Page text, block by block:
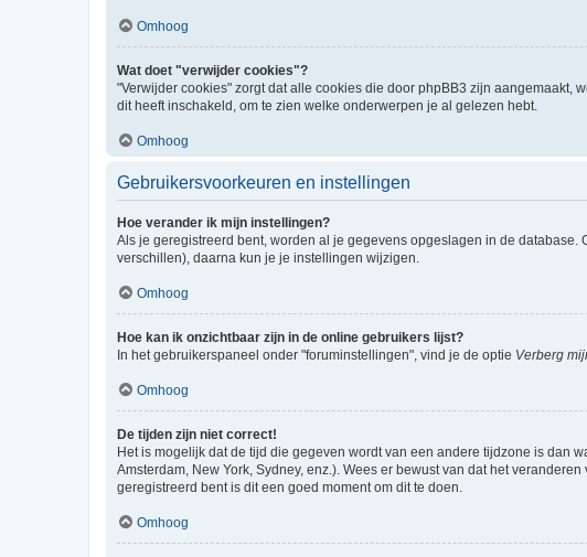
Omhoog
Wat doet "verwijder cookies"?
"Verwijder cookies" zorgt dat alle cookies die door phpBB3 zijn
dit heeft inschakeld, om te zien welke onderwerpen je al gelezen hebt.
Omhoog
Gebruikersvoorkeuren en instellingen
Hoe verander ik mijn instellingen?
Als je geregistreerd bent, worden al je gegevens opgeslagen in de database.
verschillen), daarna kun je je instellingen wijzigen.
Omhoog
Hoe kan ik onzichtbaar zijn in de online gebruikers lijst?
In het gebruikerspaneel onder "foruminstellingen", vind je de optie Verberg
Omhoog
De tijden zijn niet correct!
Het is mogelijk dat de tijd die gegeven wordt van een andere tijdzone is dan
Amsterdam, New York, Sydney, enz.). Wees er bewust van dat het
geregistreerd bent is dit een goed moment om dit te doen.
Omhoog